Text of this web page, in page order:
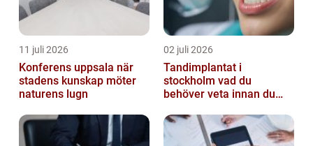
11 juli 2026
Konferens uppsala när
stadens kunskap möter
naturens lugn
02 juli 2026
Tandimplantat i
stockholm vad du
behöver veta innan du